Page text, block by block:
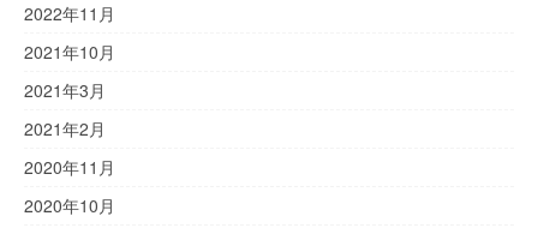
2022年11月
2021年10月
2021年3月
2021年2月
2020年11月
2020年10月